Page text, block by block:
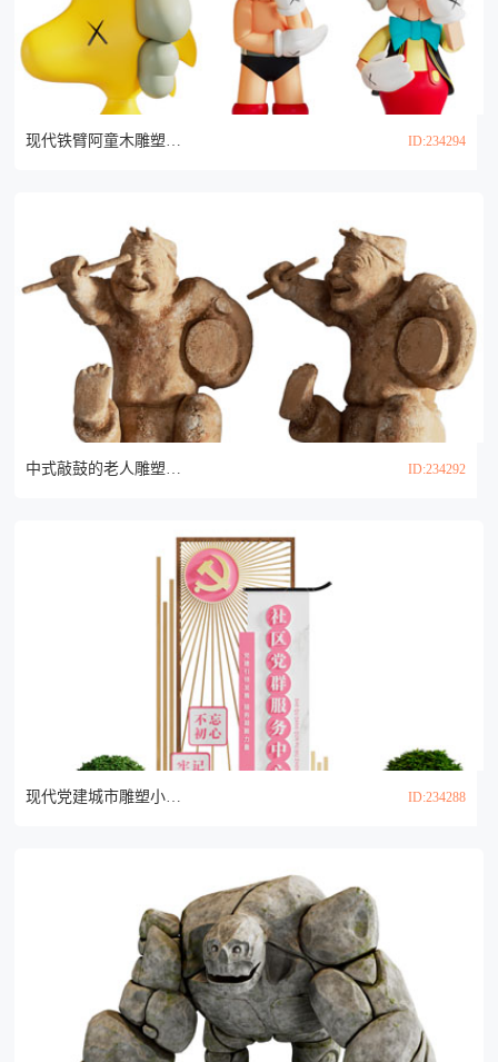
现代铁臂阿童木雕塑雕刻3d模型 ID:234294
中式敲鼓的老人雕塑雕刻摆件组合3d模型 ID:234292
现代党建城市雕塑小品3d模型 ID:234288